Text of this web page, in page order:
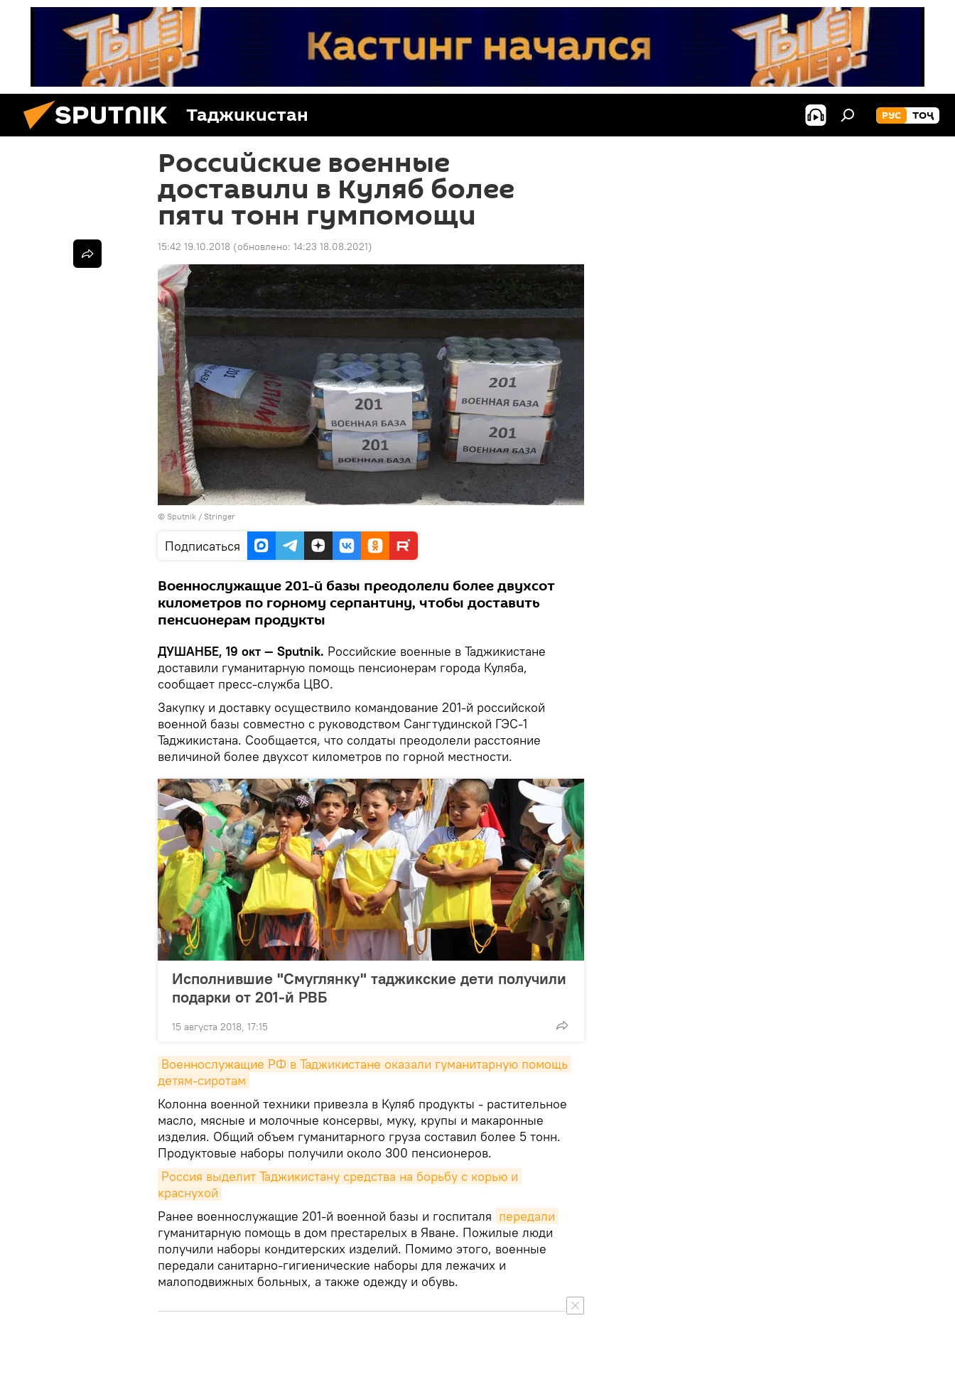
Таджикистан РУС ТОҶ
Российские военные
доставили в Куляб более
пяти тонн гумпомощи
15:42 19.10.2018 (обновлено: 14:23 18.08.2021)
© Sputnik / Stringer
Подписаться
Военнослужащие 201-й базы преодолели более двухсот
километров по горному серпантину, чтобы доставить
пенсионерам продукты
ДУШАНБЕ, 19 окт — Sputnik. Российские военные в Таджикистане
доставили гуманитарную помощь пенсионерам города Куляба,
сообщает пресс-служба ЦВО.
Закупку и доставку осуществило командование 201-й российской
военной базы совместно с руководством Сангтудинской ГЭС-1
Таджикистана. Сообщается, что солдаты преодолели расстояние
величиной более двухсот километров по горной местности.
Исполнившие "Смуглянку" таджикские дети получили
подарки от 201-й РВБ
15 августа 2018, 17:15
Военнослужащие РФ в Таджикистане оказали гуманитарную помощь
детям-сиротам
Колонна военной техники привезла в Куляб продукты - растительное
масло, мясные и молочные консервы, муку, крупы и макаронные
изделия. Общий объем гуманитарного груза составил более 5 тонн.
Продуктовые наборы получили около 300 пенсионеров.
Россия выделит Таджикистану средства на борьбу с корью и
краснухой
Ранее военнослужащие 201-й военной базы и госпиталя передали
гуманитарную помощь в дом престарелых в Яване. Пожилые люди
получили наборы кондитерских изделий. Помимо этого, военные
передали санитарно-гигиенические наборы для лежачих и
малоподвижных больных, а также одежду и обувь.